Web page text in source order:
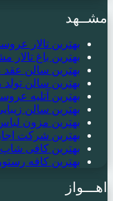
مشــهد
بهترین تالار
بهترین باغ تالار
بهترین سالن عقد
بهترین سالن تولد
بهترین آتلیه
بهترین سالن
بهترین مزون
بهترین شرکت
بهترین کافی
بهترین کافه
اهـــواز